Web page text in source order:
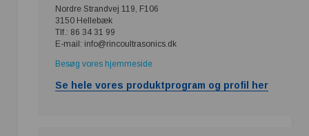
Nordre Strandvej 119, F106
3150 Hellebæk
Tlf.: 86 34 31 99
E-mail: info@rincoultrasonics.dk
Besøg vores hjemmeside
Se hele vores produktprogram og profil her